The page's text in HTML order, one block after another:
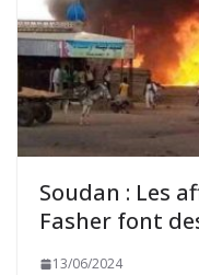
Soudan : Les
Fasher font
13/06/2024